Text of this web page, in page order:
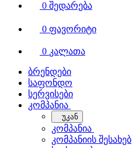
0 შედარება
0 ფავორიტი
0 კალათა
ბრენდები
საფონდო
სერვისები
კომპანია
უკან
კომპანია
კომპანიის შესახებ